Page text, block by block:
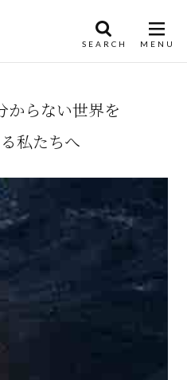
からない世界を
私たちへ